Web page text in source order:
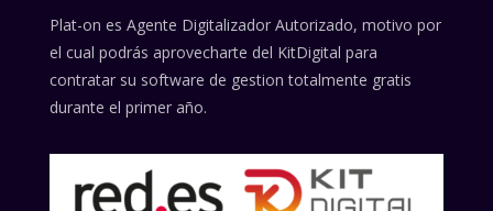
Plat-on es Agente Digitalizador Autorizado, motivo por
el cual podrás aprovecharte del KitDigital para
contratar su software de gestion totalmente gratis
durante el primer año.